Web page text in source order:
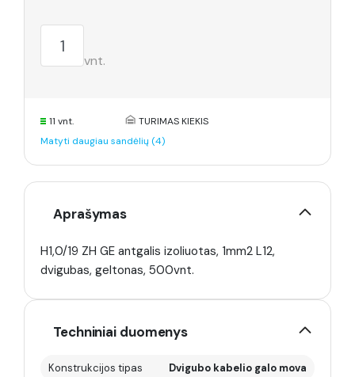
vnt.
11 vnt.
TURIMAS KIEKIS
Matyti daugiau sandėlių (4)
Aprašymas
H1,0/19 ZH GE antgalis izoliuotas, 1mm2 L12,
dvigubas, geltonas, 500vnt.
Techniniai duomenys
Konstrukcijos tipas Dvigubo kabelio galo mova